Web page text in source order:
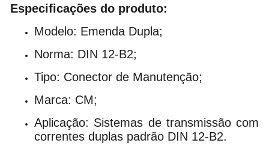
Especificações do produto:
Modelo: Emenda Dupla;
Norma: DIN 12-B2;
Tipo: Conector de Manutenção;
Marca: CM;
Aplicação: Sistemas de transmissão com
correntes duplas padrão DIN 12-B2.